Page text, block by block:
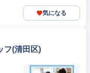
気になる
フ(清田区)